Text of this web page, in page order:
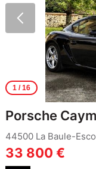
1/ 16
Porsche
44500 La Baule-
33 800 €